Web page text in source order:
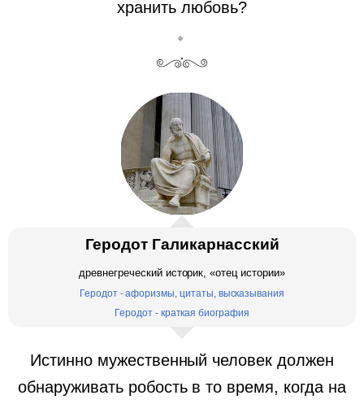
хранить любовь?
Геродот Галикарнасский
древнегреческий историк, «отец истории»
Геродот - афоризмы, цитаты, высказывания
Геродот - краткая биография
Истинно мужественный человек должен
обнаруживать робость в то время, когда на